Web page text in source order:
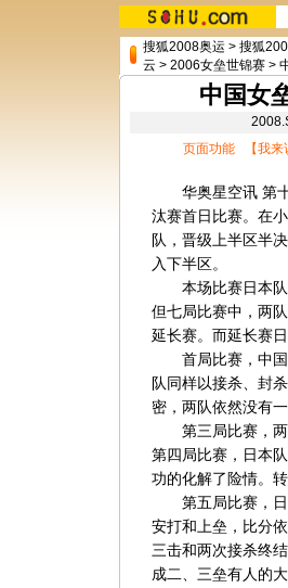
搜狐2008奥运 > 搜狐
云 > 2006女垒世锦赛 >
中国女
页面功能 【我来
华奥星空讯 第十
汰赛首日比赛。在
队，晋级上半区半
入下半区。
本场比赛日本队
但七局比赛中，两
延长赛。而延长赛
首局比赛，中国
队同样以接杀、封
密，两队依然没有
第三局比赛，两
第四局比赛，日本
功的化解了险情。
第五局比赛，日
安打和上垒，比分
三击和两次接杀终
成二、三垒有人的